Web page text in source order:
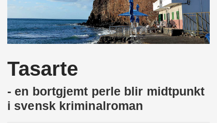
Tasarte
- en bortgjemt perle blir midtpunkt
i svensk kriminalroman